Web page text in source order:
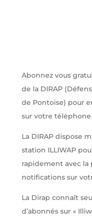
Abonnez vous
de la DIRAP
de Pontoise) pour
sur votre téléphone.
La DIRAP dispose
station ILLIWAP
rapidement avec la
notifications sur
La Dirap connaît
d’abonnés sur «